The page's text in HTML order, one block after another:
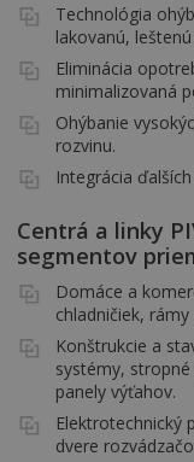
Technológia
lakovanú,
Eliminácia
minimalizovaná
Ohýbanie
rozvinu.
Integrácia
Centrá a linky
segmentov
Domáce a
chladničiek,
Konštrukcie a
systémy,
panely výťahov.
Elektrotechnický
dvere